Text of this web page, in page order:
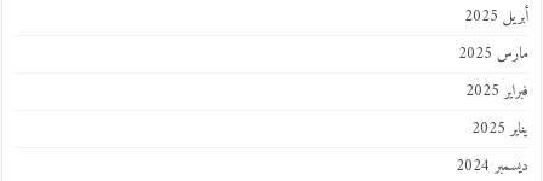
أبريل 2025
مارس 2025
فبراير 2025
يناير 2025
ديسمبر 2024